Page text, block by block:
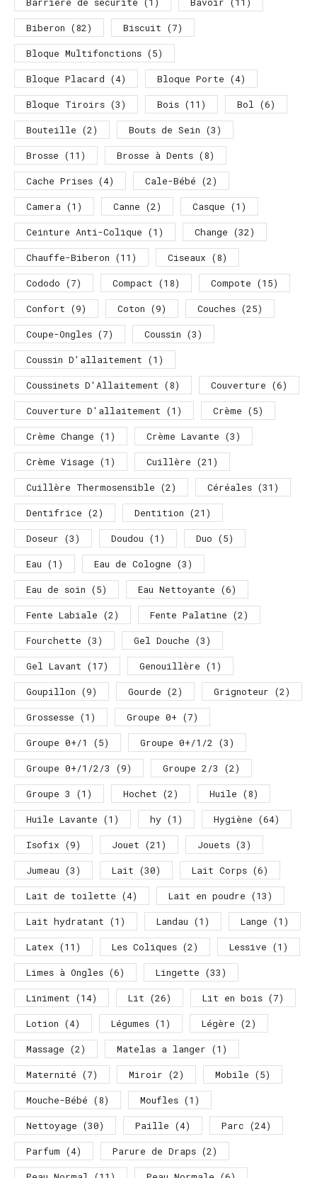
Biberon (82) Biscuit (7)
Bloque Multifonctions (5)
Bloque Placard (4) Bloque Porte (4)
Bloque Tiroirs (3) Bois (11) Bol (6)
Bouteille (2) Bouts de Sein (3)
Brosse (11) Brosse à Dents (8)
Cache Prises (4) Cale-Bébé (2)
Camera (1) Canne (2) Casque (1)
Ceinture Anti-Colique (1) Change (32)
Chauffe-Biberon (11) Ciseaux (8)
Cododo (7) Compact (18) Compote (15)
Confort (9) Coton (9) Couches (25)
Coupe-Ongles (7) Coussin (3)
Coussin D'allaitement (1)
Coussinets D'Allaitement (8) Couverture (6)
Couverture D'allaitement (1) Crème (5)
Crème Change (1) Crème Lavante (3)
Crème Visage (1) Cuillère (21)
Cuillère Thermosensible (2) Céréales (31)
Dentifrice (2) Dentition (21)
Doseur (3) Doudou (1) Duo (5)
Eau (1) Eau de Cologne (3)
Eau de soin (5) Eau Nettoyante (6)
Fente Labiale (2) Fente Palatine (2)
Fourchette (3) Gel Douche (3)
Gel Lavant (17) Genouillère (1)
Goupillon (9) Gourde (2) Grignoteur (2)
Grossesse (1) Groupe 0+ (7)
Groupe 0+/1
(5) Groupe 0+/1/2 (3)
Groupe 0+/1/2/3
(9) Groupe 2/3
(2)
Groupe 3
(1) Hochet (2) Huile (8)
Huile Lavante (1) hy (1) Hygiène (64)
Isofix (9) Jouet (21) Jouets (3)
Jumeau (3) Lait (30) Lait Corps (6)
Lait de toilette (4) Lait en poudre (13)
Lait hydratant (1) Landau (1) Lange (1)
Latex (11) Les Coliques (2) Lessive (1)
Limes à Ongles (6) Lingette (33)
Liniment (14) Lit (26) Lit en bois (7)
Lotion (4) Légumes (1) Légère (2)
Massage (2) Matelas a langer (1)
Maternité (7) Miroir (2) Mobile (5)
Mouche-Bébé (8) Moufles (1)
Nettoyage (30) Paille (4) Parc (24)
Parfum (4) Parure de Draps (2)